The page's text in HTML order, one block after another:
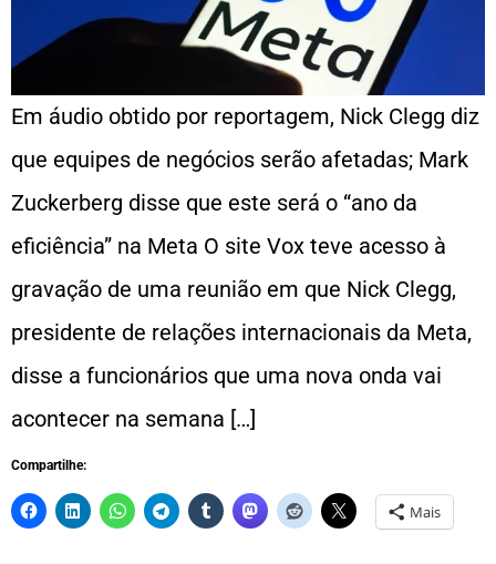
Em áudio obtido por reportagem, Nick Clegg diz
que equipes de negócios serão afetadas; Mark
Zuckerberg disse que este será o “ano da
eficiência” na Meta O site Vox teve acesso à
gravação de uma reunião em que Nick Clegg,
presidente de relações internacionais da Meta,
disse a funcionários que uma nova onda vai
acontecer na semana […]
Compartilhe:
Mais